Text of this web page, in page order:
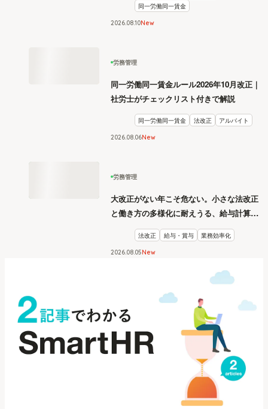
同一労働同一賃金
2026.0810New
労務管理
同一労働同一賃金ルール2026年10月改正｜
社労士がチェックリスト付きで解説
同一労働同一賃金 法改正 アルバイト
2026.08 06New
労務管理
大改正がない年こそ危ない。小さな法改正
と働き方の多様化に耐えうる、給与計算と
リスク管理
法改正 給与・賞与 業務効率化
2026.08 05New